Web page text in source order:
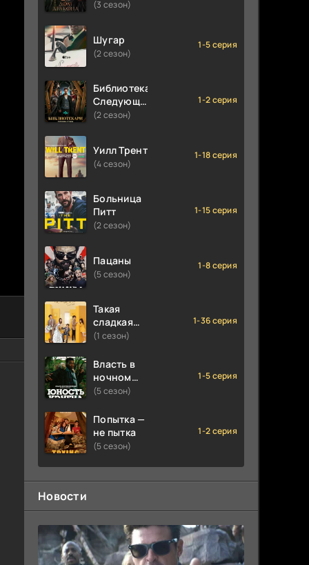
(3 сезон)
Шугар
(2 сезон)
1-5 серия
Библиотекари:
Следующая
глава
(2 сезон)
1-2 серия
Уилл Трент
(4 сезон)
1-18 серия
Больница
Питт
(2 сезон)
1-15 серия
Пацаны
(5 сезон)
1-8 серия
Такая
сладкая
любовь
(1 сезон)
1-36 серия
Власть в
ночном
городе.
третья:
Юность
Кэнена
(5 сезон)
1-5 серия
Попытка —
не пытка
(5 сезон)
1-2 серия
Новости